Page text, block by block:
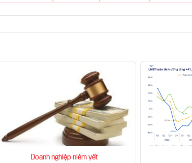
Doanh nghiệp niêm yết